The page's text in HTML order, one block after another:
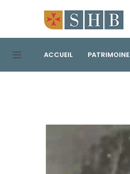
ACCUEIL PATRIMOINE